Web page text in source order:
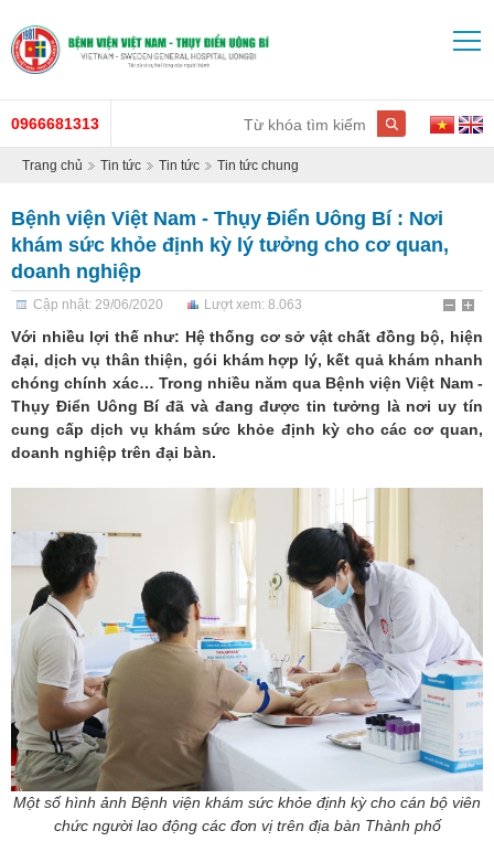
0966681313
Trang chủ Tin tức Tin tức Tin tức chung
Bệnh viện Việt Nam - Thụy Điển Uông Bí : Nơi
khám sức khỏe định kỳ lý tưởng cho cơ quan,
doanh nghiệp
Cập nhật: 29/06/2020 Lượt xem: 8.063
Với nhiều lợi thế như: Hệ thống cơ sở vật chất đồng bộ, hiện
đại, dịch vụ thân thiện, gói khám hợp lý, kết quả khám nhanh
chóng chính xác… Trong nhiều năm qua Bệnh viện Việt Nam -
Thụy Điển Uông Bí đã và đang được tin tưởng là nơi uy tín
cung cấp dịch vụ khám sức khỏe định kỳ cho các cơ quan,
doanh nghiệp trên đại bàn.
Một số hình ảnh Bệnh viện khám sức khỏe định kỳ cho cán bộ viên
chức người lao động các đơn vị trên địa bàn Thành phố